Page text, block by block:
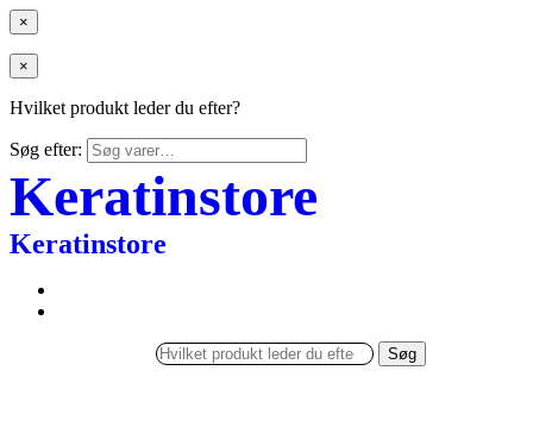
×
×
Hvilket produkt leder du efter?
Søg efter:
Keratinstore
Keratinstore
Søg